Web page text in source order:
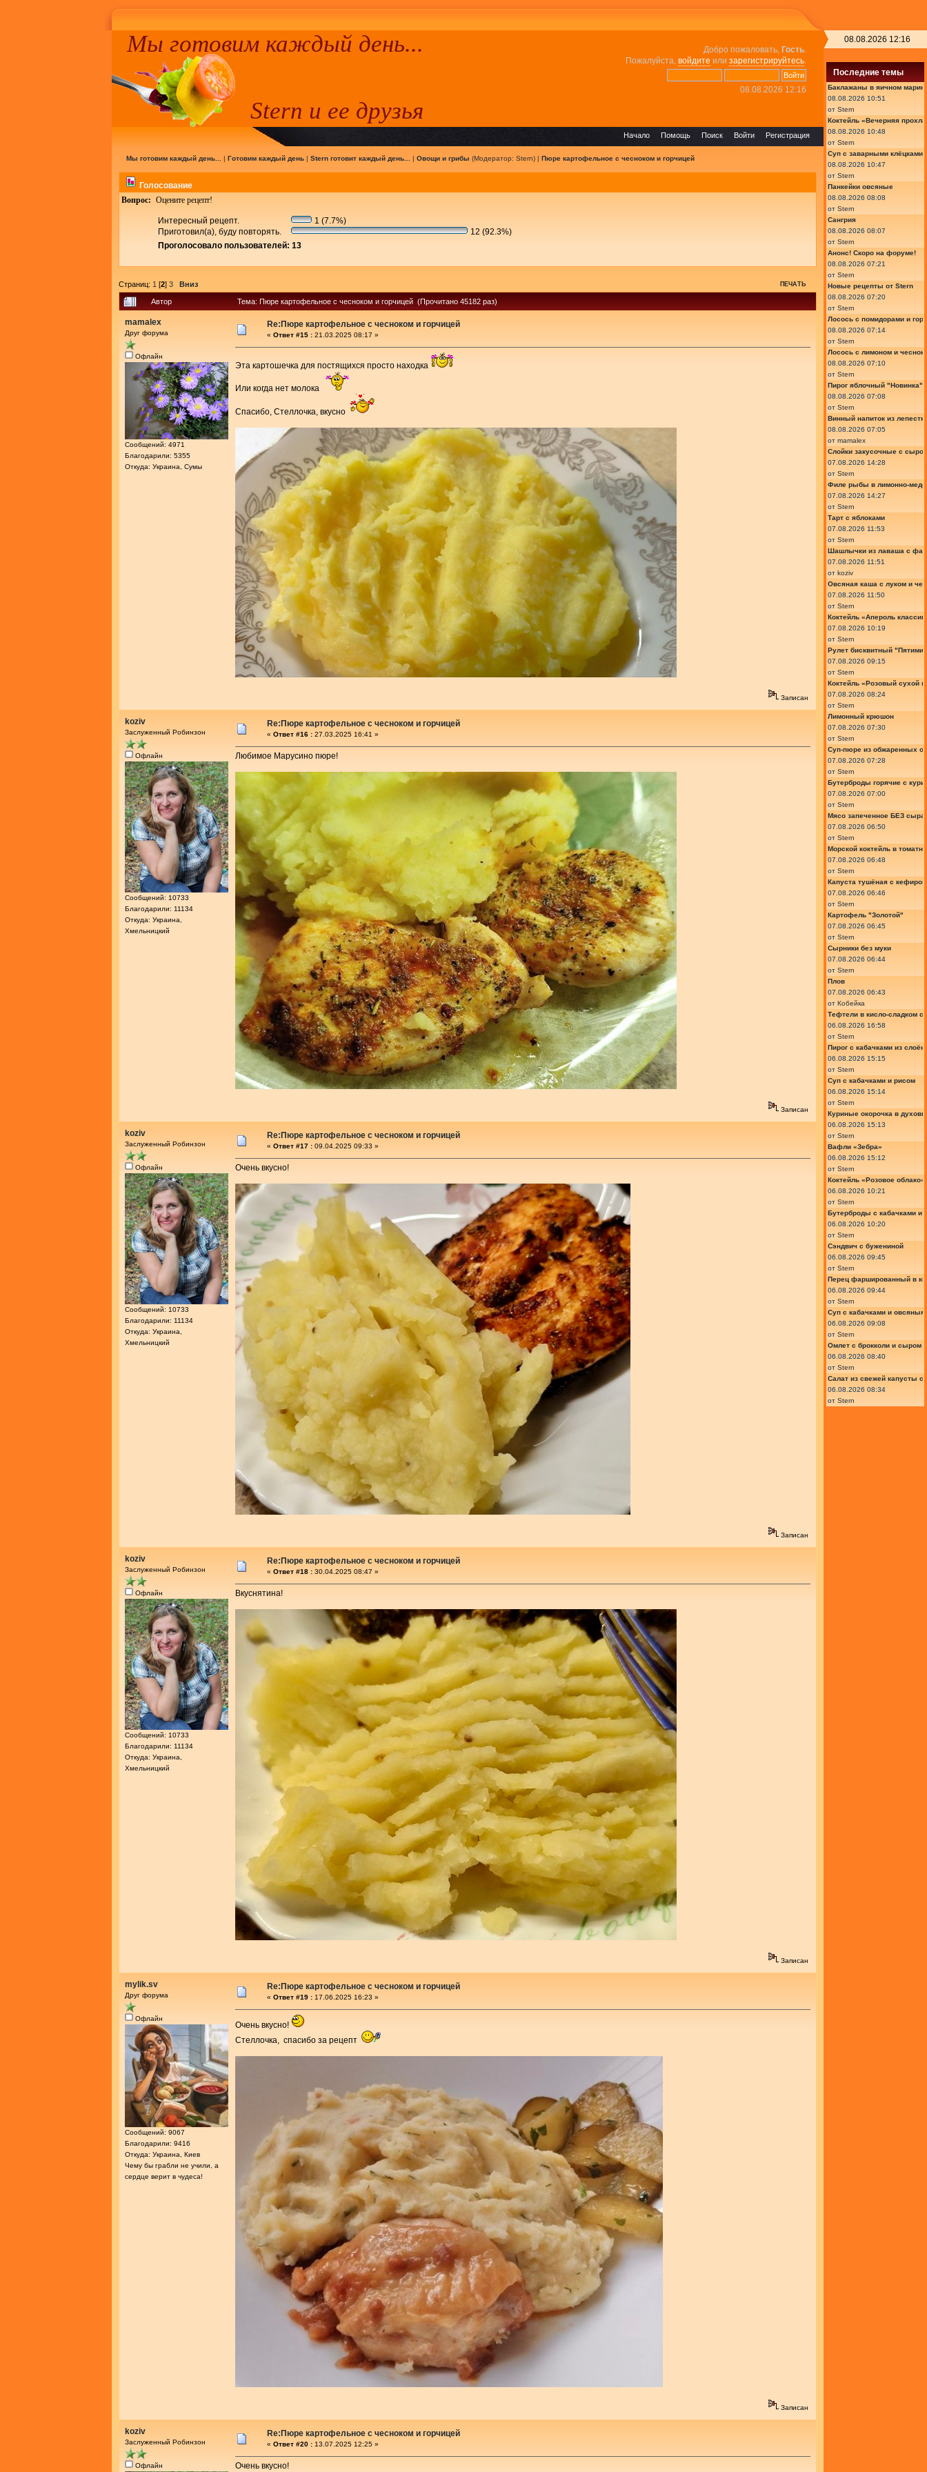
Добро пожаловать, Гость.
Пожалуйста, войдите или зарегистрируйтесь.
08.08.2026 12:16
Мы готовим каждый день...
Stern и ее друзья
Регистрация
Войти
Поиск
Помощь
Начало
Мы готовим каждый день... | Готовим каждый день| Stern готовит каждый день... | Овощи и грибы (Модератор: Stern) | Пюре картофельное с чесноком и горчицей
Голосование
Вопрос: Оцените рецепт!
Интересный рецепт.
1 (7.7%)
Приготовил(а), буду повторять.
12 (92.3%)
Проголосовало пользователей: 13
Страниц: 1 [2] 3 Вниз ПЕЧАТЬ
Автор Тема: Пюре картофельное с чесноком и горчицей (Прочитано 45182 раз)
mamalex
Друг форума
Офлайн
Сообщений: 4971
Благодарили: 5355
Откуда: Украина, Сумы
Re:Пюре картофельное с чесноком и горчицей
« Ответ #15 : 21.03.2025 08:17 »
Эта картошечка для постящихся просто находка
Или когда нет молока
Спасибо, Стеллочка, вкусно
Записан
koziv
Заслуженный Робинзон
Офлайн
Сообщений: 10733
Благодарили: 11134
Откуда: Украина,
Хмельницкий
Re:Пюре картофельное с чесноком и горчицей
« Ответ #16 : 27.03.2025 16:41 »
Любимое Марусино пюре!
Записан
koziv
Заслуженный Робинзон
Офлайн
Сообщений: 10733
Благодарили: 11134
Откуда: Украина,
Хмельницкий
Re:Пюре картофельное с чесноком и горчицей
« Ответ #17 : 09.04.2025 09:33 »
Очень вкусно!
Записан
koziv
Заслуженный Робинзон
Офлайн
Сообщений: 10733
Благодарили: 11134
Откуда: Украина,
Хмельницкий
Re:Пюре картофельное с чесноком и горчицей
« Ответ #18 : 30.04.2025 08:47 »
Вкуснятина!
Записан
mylik.sv
Друг форума
Офлайн
Сообщений: 9067
Благодарили: 9416
Откуда: Украина, Киев
Чему бы грабли не учили, а
сердце верит в чудеса!
Re:Пюре картофельное с чесноком и горчицей
« Ответ #19 : 17.06.2025 16:23 »
Очень вкусно!
Стеллочка, спасибо за рецепт
Записан
koziv
Заслуженный Робинзон
Офлайн
Re:Пюре картофельное с чесноком и горчицей
« Ответ #20 : 13.07.2025 12:25 »
Очень вкусно!
08.08.2026 12:16
Последние темы
Баклажаны в яичном
08.08.2026 10:51
от Stern
Коктейль «Вечерняя
08.08.2026 10:48
от Stern
Суп с заварными клёцками
08.08.2026 10:47
от Stern
Панкейки овсяные
08.08.2026 08:08
от Stern
Сангрия
08.08.2026 08:07
от Stern
Анонс! Скоро на форуме!
08.08.2026 07:21
от Stern
Новые рецепты от Stern
08.08.2026 07:20
от Stern
Лосось с помидорами и
08.08.2026 07:14
от Stern
Лосось с лимоном и
08.08.2026 07:10
от Stern
Пирог яблочный "Новинка"
08.08.2026 07:08
от Stern
Винный напиток из
08.08.2026 07:05
от mamalex
Слойки закусочные с
07.08.2026 14:28
от Stern
Филе рыбы в лимонно-
07.08.2026 14:27
от Stern
Тарт с яблоками
07.08.2026 11:53
от Stern
Шашлычки из лаваша с
07.08.2026 11:51
от koziv
Овсяная каша с луком и
07.08.2026 11:50
от Stern
Коктейль «Апероль
07.08.2026 10:19
от Stern
Рулет бисквитный
07.08.2026 09:15
от Stern
Коктейль «Розовый сухой
07.08.2026 08:24
от Stern
Лимонный крюшон
07.08.2026 07:30
от Stern
Суп-пюре из обжаренных
07.08.2026 07:28
от Stern
Бутерброды горячие с
07.08.2026 07:00
от Stern
Мясо запеченное БЕЗ сыра
07.08.2026 06:50
от Stern
Морской коктейль в
07.08.2026 06:48
от Stern
Капуста тушёная с кефиром
07.08.2026 06:46
от Stern
Картофель "Золотой"
07.08.2026 06:45
от Stern
Сырники без муки
07.08.2026 06:44
от Stern
Плов
07.08.2026 06:43
от Кобейка
Тефтели в кисло-сладком
06.08.2026 16:58
от Stern
Пирог с кабачками из
06.08.2026 15:15
от Stern
Суп с кабачками и рисом
06.08.2026 15:14
от Stern
Куриные окорочка в
06.08.2026 15:13
от Stern
Вафли «Зебра»
06.08.2026 15:12
от Stern
Коктейль «Розовое
06.08.2026 10:21
от Stern
Бутерброды с кабачками и
06.08.2026 10:20
от Stern
Сэндвич с бужениной
06.08.2026 09:45
от Stern
Перец фаршированный в
06.08.2026 09:44
от Stern
Суп с кабачками и
06.08.2026 09:08
от Stern
Омлет с брокколи и сыром
06.08.2026 08:40
от Stern
Салат из свежей капусты
06.08.2026 08:34
от Stern